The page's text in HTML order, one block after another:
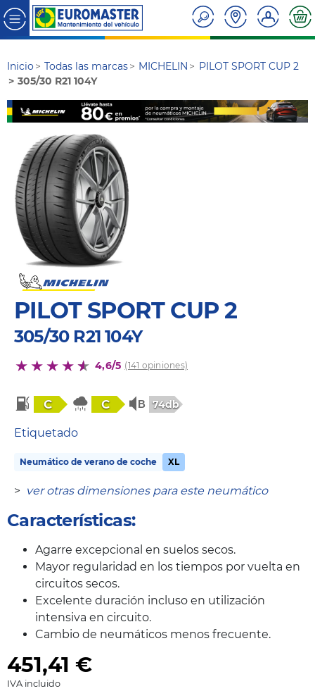
Inicio Todas las marcas MICHELIN
PILOT SPORT CUP 2
305/30 R21 104Y
PILOT SPORT CUP 2
305/30 R21 104Y
4,6/5 (141 opiniones)
C C 74db
Etiquetado
Neumático de verano de coche XL
> ver otras dimensiones para este neumático
Características:
Agarre excepcional en suelos secos.
Mayor regularidad en los tiempos por vuelta en
circuitos secos.
Excelente duración incluso en utilización
intensiva en circuito.
Cambio de neumáticos menos frecuente.
451,41 €
IVA incluido